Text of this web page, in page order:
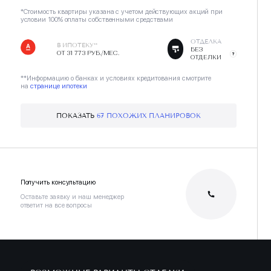
*Стоимость квартиры указана с учетом действующих акций при
условии 100% оплаты собственными средствами
В ИПОТЕКУ**
ОТ 31 773 РУБ./МЕС.
ОТДЕЛКА
БЕЗ
ОТДЕЛКИ
**Информацию о банках и условиях кредитования смотрите
на странице ипотеки
ПОКАЗАТЬ67 ПОХОЖИХ ПЛАНИРОВОК
Получить консультацию
Оставьте заявку и наш менеджер
ответит на все вопросы